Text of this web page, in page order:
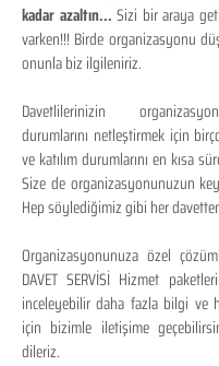
kadar azaltın...Sizi bir araya
varken!!! Birde organizasyonu
onunla biz ilgileniriz.
Davetlilerinizin
durumlarını netleştirmek için
ve katılım durumlarını en kısa
Size de organizasyonunuzun
Hep söylediğimiz gibi her
Organizasyonunuza özel
DAVET SERVİSİ Hizmet
inceleyebilir daha fazla bilgi ve
için bizimle iletişime
dileriz.